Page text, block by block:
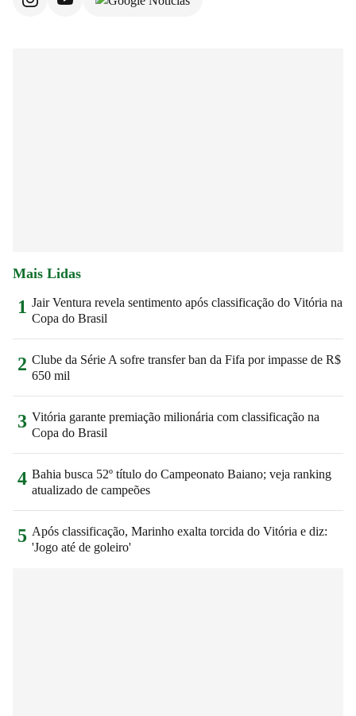
Mais Lidas
1 Jair Ventura revela sentimento após classificação do Vitória na
Copa do Brasil
2 Clube da Série A sofre transfer ban da Fifa por impasse de R$
650 mil
3 Vitória garante premiação milionária com classificação na
Copa do Brasil
4 Bahia busca 52º título do Campeonato Baiano; veja ranking
atualizado de campeões
5 Após classificação, Marinho exalta torcida do Vitória e diz:
'Jogo até de goleiro'